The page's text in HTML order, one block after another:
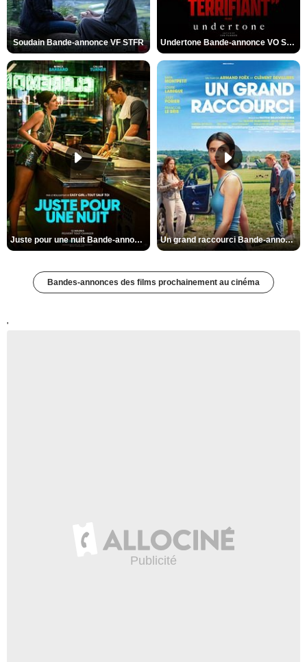
Soudain Bande-annonce VF STFR Undertone Bande-annonce VO STFR
Juste pour une nuit Bande-annonce VO STFR Un grand raccourci Bande-annonce VF
Bandes-annonces des films prochainement au cinéma
'